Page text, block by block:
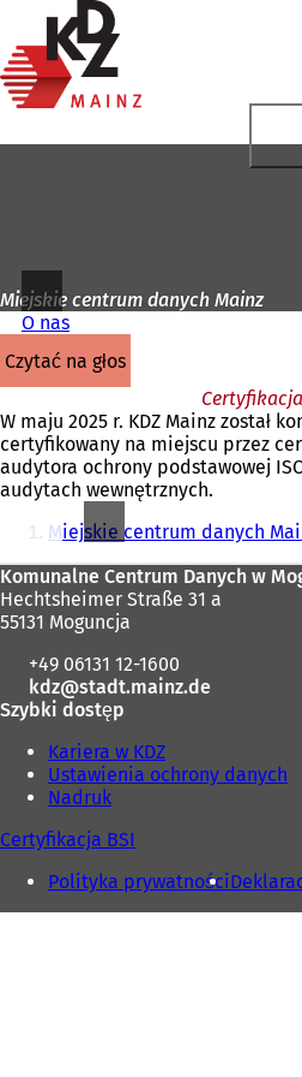
Przejdź do treści
głównej
Miejskie centrum danych Mainz
O nas
czytać na głos
W maju 2025 r. KDZ Mainz został
certyfikowany na miejscu przez
audytora ochrony podstawowej
audytach wewnętrznych.
Jesteś
tutaj:
Miejskie centrum danych
Obszar
stóp
Komunalne Centrum Danych w
Hechtsheimer Straße 31 a
55131 Moguncja
+49 06131 12-1600
kdz
stadt.mainz de
Szybki dostęp
Kariera w KDZ
Ustawienia ochrony danych
Nadruk
Certyfikacja BSI
Polityka prywatności